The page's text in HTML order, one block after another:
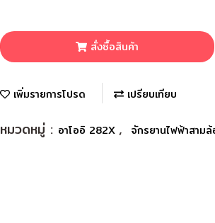
สั่งซื้อสินค้า
เพิ่มรายการโปรด เปรียบเทียบ
หมวดหมู่ : อาโออิ 282X , จักรยานไฟฟ้าสาม